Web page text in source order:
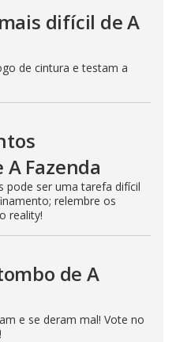
difícil de A
de cintura e testam a
Fazenda
pode ser uma tarefa difícil
relembre os
reality!
de A
e se deram mal! Vote no